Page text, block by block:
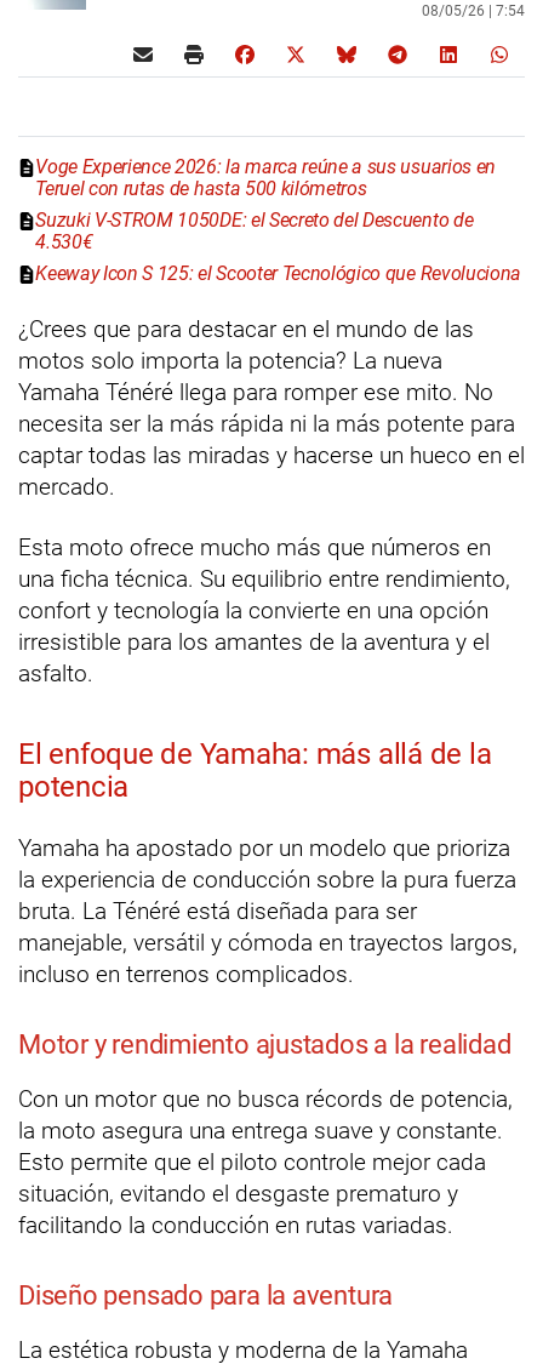
08/05/26 | 7:54
Voge Experience 2026: la marca reúne a sus usuarios en
Teruel con rutas de hasta 500 kilómetros
Suzuki V-STROM 1050DE: el Secreto del Descuento de
4.530€
Keeway Icon S 125: el Scooter Tecnológico que Revoluciona
¿Crees que para destacar en el mundo de las
motos solo importa la potencia? La nueva
Yamaha Ténéré llega para romper ese mito. No
necesita ser la más rápida ni la más potente para
captar todas las miradas y hacerse un hueco en el
mercado.
Esta moto ofrece mucho más que números en
una ficha técnica. Su equilibrio entre rendimiento,
confort y tecnología la convierte en una opción
irresistible para los amantes de la aventura y el
asfalto.
El enfoque de Yamaha: más allá de la
potencia
Yamaha ha apostado por un modelo que prioriza
la experiencia de conducción sobre la pura fuerza
bruta. La Ténéré está diseñada para ser
manejable, versátil y cómoda en trayectos largos,
incluso en terrenos complicados.
Motor y rendimiento ajustados a la realidad
Con un motor que no busca récords de potencia,
la moto asegura una entrega suave y constante.
Esto permite que el piloto controle mejor cada
situación, evitando el desgaste prematuro y
facilitando la conducción en rutas variadas.
Diseño pensado para la aventura
La estética robusta y moderna de la Yamaha